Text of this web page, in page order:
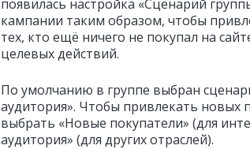
появилась настройка «Сценарий
кампании таким образом, чтобы
тех, кто ещё ничего не покупал на
целевых действий.
По умолчанию в группе выбран
аудитория». Чтобы привлекать новых
выбрать «Новые покупатели» (для
аудитория» (для других отраслей).